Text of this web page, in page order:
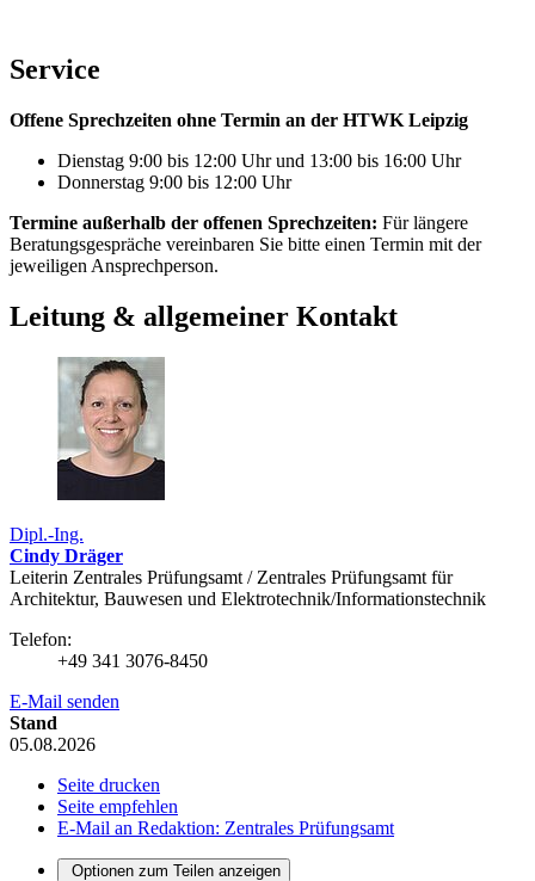
Service
Offene Sprechzeiten ohne Termin an der HTWK Leipzig
Dienstag 9:00 bis 12:00 Uhr und 13:00 bis 16:00 Uhr
Donnerstag 9:00 bis 12:00 Uhr
Termine außerhalb der offenen Sprechzeiten: Für längere
Beratungsgespräche vereinbaren Sie bitte einen Termin mit der
jeweiligen Ansprechperson.
Leitung & allgemeiner Kontakt
Dipl.-Ing.
Cindy Dräger
Leiterin Zentrales Prüfungsamt / Zentrales Prüfungsamt für
Architektur, Bauwesen und Elektrotechnik/Informationstechnik
Telefon:
+49 341 3076-8450
E-Mail senden
Stand
05.08.2026
Seite drucken
Seite empfehlen
E-Mail an Redaktion: Zentrales Prüfungsamt
Optionen zum Teilen anzeigen